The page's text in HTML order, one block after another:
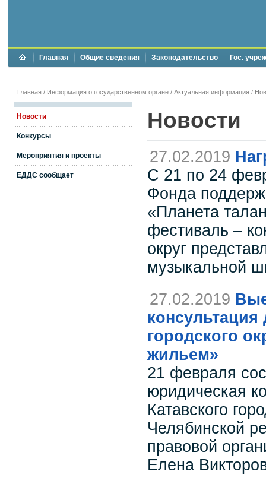
Главная Общие сведения Законодательство Гос.
Главная / Информация о государственном органе / Актуальная информация /
Новости
Конкурсы
Мероприятия и проекты
ЕДДС сообщает
Новости
27.02.2019
С 21 по 24
Фонда
«Планета
фестиваль –
округ
музыкальной
27.02.2019
консультация
городского
жильем»
21 февраля
юридическая
Катавского
Челябинской
правовой
Елена